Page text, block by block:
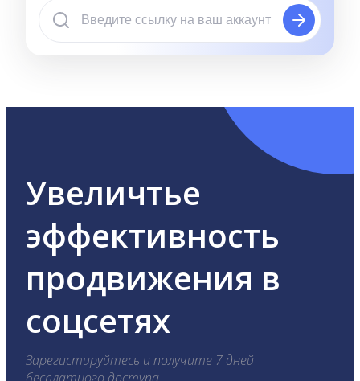
Увеличтье
эффективность
продвижения в
соцсетях
Зарегистируйтесь и получите 7 дней